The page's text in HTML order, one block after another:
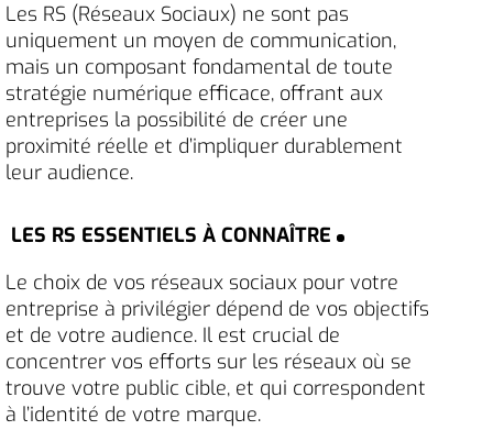
Les RS (Réseaux Sociaux) ne sont pas
uniquement un moyen de communication,
mais un composant fondamental de toute
stratégie numérique efficace, offrant aux
entreprises la possibilité de créer une
proximité réelle et d’impliquer durablement
leur audience.
LES RS ESSENTIELS À CONNAÎTRE
Le choix de vos réseaux sociaux pour votre
entreprise à privilégier dépend de vos objectifs
et de votre audience. Il est crucial de
concentrer vos efforts sur les réseaux où se
trouve votre public cible, et qui correspondent
à l’identité de votre marque.